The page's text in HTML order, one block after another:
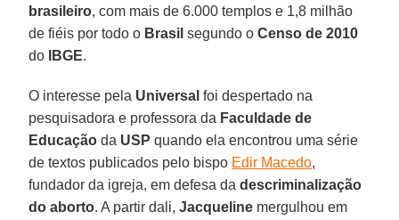
brasileiro, com mais de 6.000 templos e 1,8 milhão
de fiéis por todo o Brasil segundo oCenso de 2010
do
IBGE.
O interesse pela Universal foi despertado na
pesquisadora e professora da Faculdade de
Educaçãoda USP quando ela encontrou uma série
de textos publicados pelo bispo Edir Macedo,
fundador da igreja, em defesa dadescriminalização
do aborto. A partir dali,Jacqueline mergulhou em